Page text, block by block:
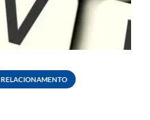
RELACIONAMENTO